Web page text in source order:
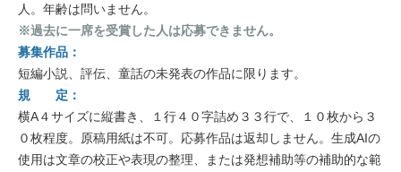
人。年齢は問いません。
※過去に一席を受賞した人は応募できません。
募集作品：
短編小説、評伝、童話の未発表の作品に限ります。
規 定：
横A４サイズに縦書き、１行４０字詰め３３行で、１０枚から３
０枚程度。原稿用紙は不可。応募作品は返却しません。生成AIの
使用は文章の校正や表現の整理、または発想補助等の補助的な範